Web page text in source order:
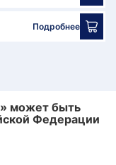
Подробнее
может быть
Федерации